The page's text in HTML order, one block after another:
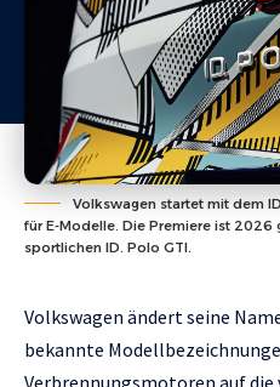
Volkswagen startet mit dem
für E-Modelle. Die Premiere ist 2026
sportlichen ID. Polo GTI.
Volkswagen ändert seine
bekannte
Verbrennungsmotoren auf